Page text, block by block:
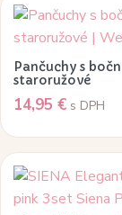
vybrať
na
stránke
produktu.
Pančuchy s
staroružové
14,95 € s DPH
Tento
produkt
má
viacero
variantov.
si
môžete
vybrať